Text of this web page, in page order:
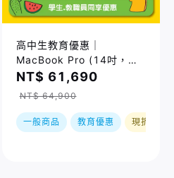
高中生教育優惠｜
MacBook Pro (14吋，
M5) (10C/10C
GPU/16GB/1TB) / 兩色｜
預購，到貨後依訂單順序出
貨
NT$ 61,690
NT$ 64,900
一般商品 教育優惠 現折